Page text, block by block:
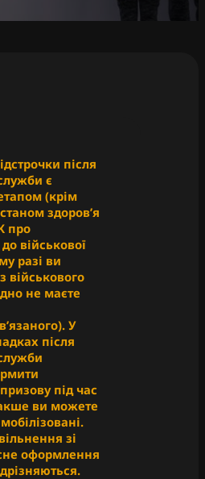
після
є
(крім
здоровʼя
про
військової
разі ви
військового
не маєте
У
після
під час
ви можете
зі
оформлення